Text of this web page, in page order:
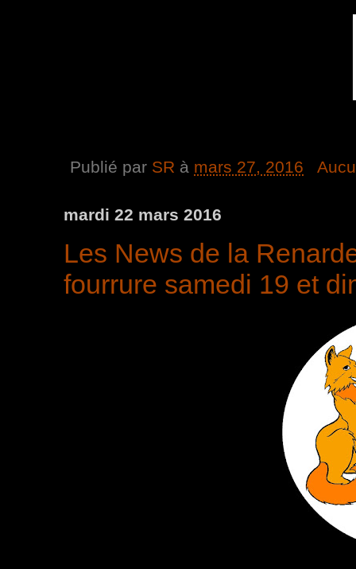
Publié par SR à mars 27, 2016
mardi 22 mars 2016
Les News de la
fourrure samedi 19 et